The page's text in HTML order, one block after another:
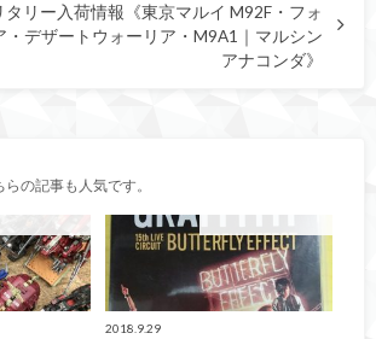
タリー入荷情報《東京マルイ M92F・フォ
・デザートウォーリア・M9A1｜マルシン
アナコンダ》
らの記事も人気です。
2018.9.29